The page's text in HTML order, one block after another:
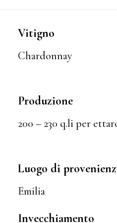
Vitigno
Chardonnay
Produzione
200 – 230 q.li per
Luogo di
Emilia
Invecchiamento